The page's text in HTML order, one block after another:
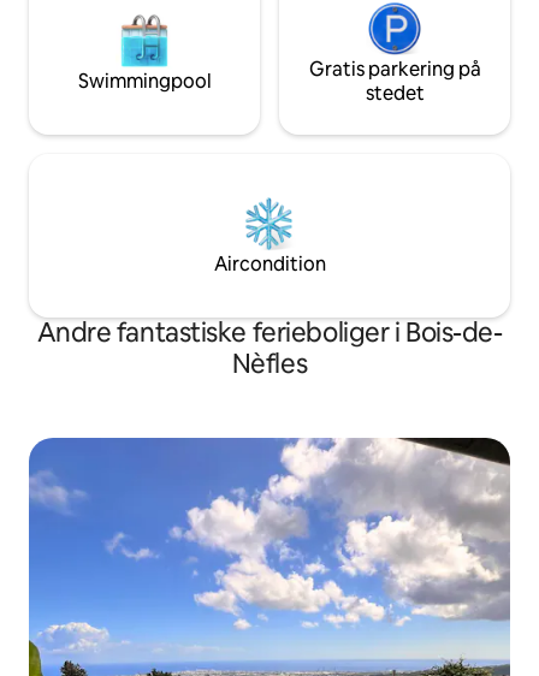
Swimmingpool
Gratis parkering på
stedet
Aircondition
Andre fantastiske ferieboliger i Bois-de-
Nèfles